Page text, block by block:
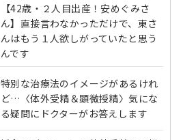
【42歳・２人目出産！安めぐみさ
ん】直接言わなかっただけで、東さ
んはもう１人欲しがっていたと思う
んです
特別な治療法のイメージがあるけれ
ど…〈体外受精＆顕微授精〉気にな
る疑問にドクターがお答えします